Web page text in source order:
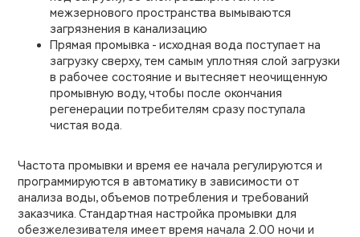
межзернового пространства вымываются
загрязнения в канализацию
Прямая промывка - исходная вода поступает на
загрузку сверху, тем самым уплотняя слой загрузки
в рабочее состояние и вытесняет неочищенную
промывную воду, чтобы после окончания
регенерации потребителям сразу поступала
чистая вода.
Частота промывки и время ее начала регулируются и
программируются в автоматику в зависимости от
анализа воды, объемов потребления и требований
заказчика. Стандартная настройка промывки для
обезжелезивателя имеет время начала 2.00 ночи и